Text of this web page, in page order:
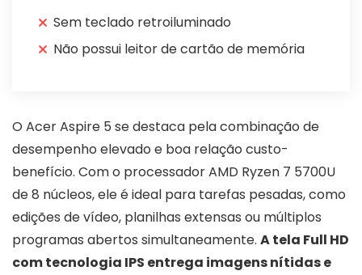
Sem teclado retroiluminado
Não possui leitor de cartão de memória
O Acer Aspire 5 se destaca pela combinação de
desempenho elevado e boa relação custo-
benefício. Com o processador AMD Ryzen 7 5700U
de 8 núcleos, ele é ideal para tarefas pesadas, como
edições de vídeo, planilhas extensas ou múltiplos
programas abertos simultaneamente. A tela Full HD
com tecnologia IPS entrega imagens nítidas e